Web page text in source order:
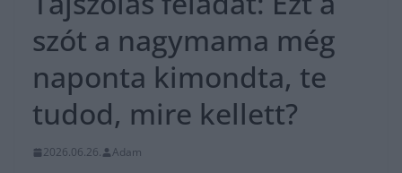
szót a nagymama még
naponta kimondta, te
tudod, mire kellett?
2026.06.26.
Adam